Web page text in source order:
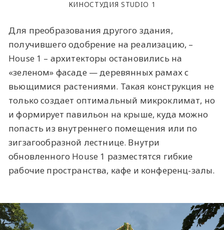
КИНОСТУДИЯ STUDIO 1
Для преобразования другого здания,
получившего одобрение на реализацию, –
House 1 – архитекторы остановились на
«зеленом» фасаде — деревянных рамах с
вьющимися растениями. Такая конструкция не
только создает оптимальный микроклимат, но
и формирует павильон на крыше, куда можно
попасть из внутреннего помещения или по
зигзагообразной лестнице. Внутри
обновленного House 1 разместятся гибкие
рабочие пространства, кафе и конференц-залы.